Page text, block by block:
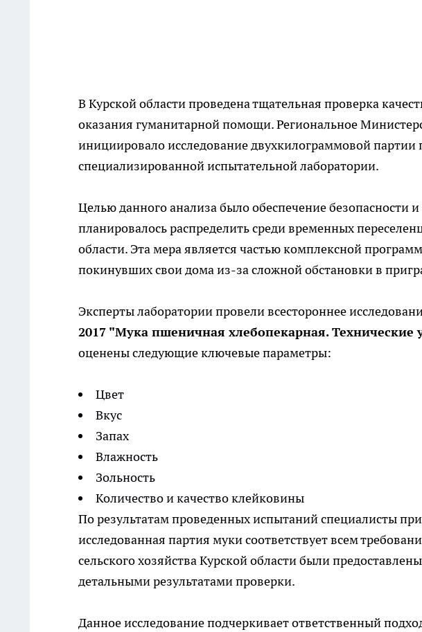
В Курской области проведена тщательная проверка
оказания гуманитарной помощи. Региональное
инициировало исследование двухкилограммовой
специализированной испытательной лаборатории.
Целью данного анализа было обеспечение безопасности
планировалось распределить среди временных
области. Эта мера является частью комплексной
покинувших свои дома из-за сложной обстановки в
Эксперты лаборатории провели всестороннее
2017 "Мука пшеничная хлебопекарная. Технические
оценены следующие ключевые параметры:
Цвет
Вкус
Запах
Влажность
Зольность
Количество и качество клейковины
По результатам проведенных испытаний специалисты
исследованная партия муки соответствует всем
сельского хозяйства Курской области были
детальными результатами проверки.
Данное исследование подчеркивает ответственный